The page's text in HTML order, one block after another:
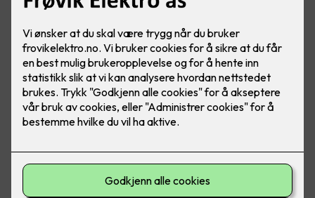
Det er ingen tvil om at det har vært en stor økning av
antall innbrudd de siste årene, både i bolig og hytter.
Politiet anbefaler tiltak før man reiser på ferie.